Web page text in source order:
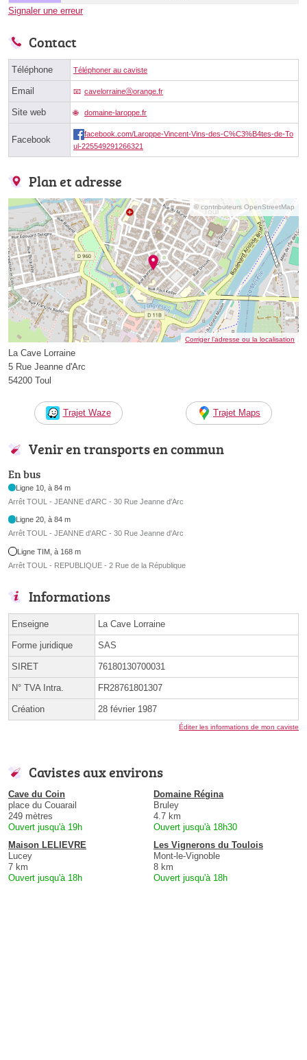
Signaler une erreur
Contact
Téléphone Téléphoner au caviste
Email cavelorraineⓐorange.fr
Site web domaine-laroppe.fr
Facebook
facebook.com/Laroppe-Vincent-Vins-des-C%C3%B4tes-de-To
ul-225549291266321
Plan et adresse
© contributeurs OpenStreetMap
Corriger l’adresse ou la localisation
La Cave Lorraine
5 Rue Jeanne d'Arc
54200 Toul
Trajet Waze Trajet Maps
Venir en transports en commun
En bus
Ligne 10, à 84 m
Arrêt TOUL - JEANNE d'ARC - 30 Rue Jeanne d'Arc
Ligne 20, à 84 m
Arrêt TOUL - JEANNE d'ARC - 30 Rue Jeanne d'Arc
Ligne TIM, à 168 m
Arrêt TOUL - REPUBLIQUE - 2 Rue de la République
Informations
Enseigne La Cave Lorraine
Forme juridique SAS
SIRET 76180130700031
N° TVA Intra. FR28761801307
Création 28 février 1987
Éditer les informations de mon caviste
Cavistes aux environs
Cave du Coin
place du Couarail
249 mètres
Ouvert jusqu'à 19h
Domaine Régina
Bruley
4.7 km
Ouvert jusqu'à 18h30
Maison LELIEVRE
Lucey
7 km
Ouvert jusqu'à 18h
Les Vignerons du Toulois
Mont-le-Vignoble
8 km
Ouvert jusqu'à 18h